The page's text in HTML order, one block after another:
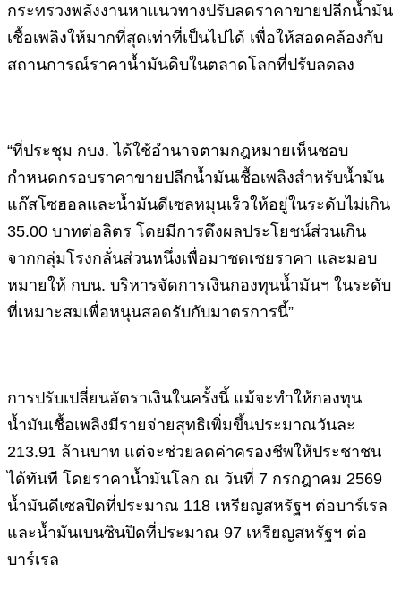
กระทรวงพลังงานหาแนวทางปรับลดราคาขายปลีกน้ำมัน
เชื้อเพลิงให้มากที่สุดเท่าที่เป็นไปได้ เพื่อให้สอดคล้องกับ
สถานการณ์ราคาน้ำมันดิบในตลาดโลกที่ปรับลดลง
“ที่ประชุม กบง. ได้ใช้อำนาจตามกฎหมายเห็นชอบ
กำหนดกรอบราคาขายปลีกน้ำมันเชื้อเพลิงสำหรับน้ำมัน
แก๊สโซฮอลและน้ำมันดีเซลหมุนเร็วให้อยู่ในระดับไม่เกิน
35.00 บาทต่อลิตร โดยมีการดึงผลประโยชน์ส่วนเกิน
จากกลุ่มโรงกลั่นส่วนหนึ่งเพื่อมาชดเชยราคา และมอบ
หมายให้ กบน. บริหารจัดการเงินกองทุนน้ำมันฯ ในระดับ
ที่เหมาะสมเพื่อหนุนสอดรับกับมาตรการนี้”
การปรับเปลี่ยนอัตราเงินในครั้งนี้ แม้จะทำให้กองทุน
น้ำมันเชื้อเพลิงมีรายจ่ายสุทธิเพิ่มขึ้นประมาณวันละ
213.91 ล้านบาท แต่จะช่วยลดค่าครองชีพให้ประชาชน
ได้ทันที โดยราคาน้ำมันโลก ณ วันที่ 7 กรกฎาคม 2569
น้ำมันดีเซลปิดที่ประมาณ 118 เหรียญสหรัฐฯ ต่อบาร์เรล
และน้ำมันเบนซินปิดที่ประมาณ 97 เหรียญสหรัฐฯ ต่อ
บาร์เรล